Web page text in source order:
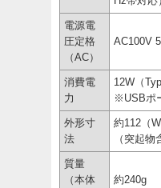
電源電
圧定格
（AC）
AC100V
消費電
力
12W（Typ
※USBポ
外形寸
法
約112（
（突起物
質量
（本体
約240g